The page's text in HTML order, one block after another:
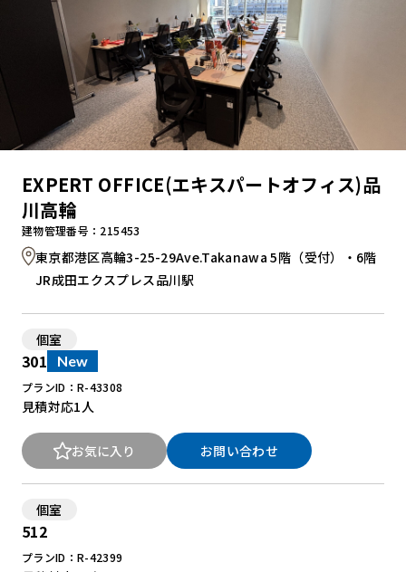
EXPERT OFFICE(エキスパートオフィス)品
川高輪
建物管理番号：215453
東京都港区高輪3-25-29Ave.Takanawa 5階（受付）・6階
JR成田エクスプレス品川駅
個室
301 New
プランID：R-43308
見積対応1人
お気に入り お問い合わせ
個室
512
プランID：R-42399